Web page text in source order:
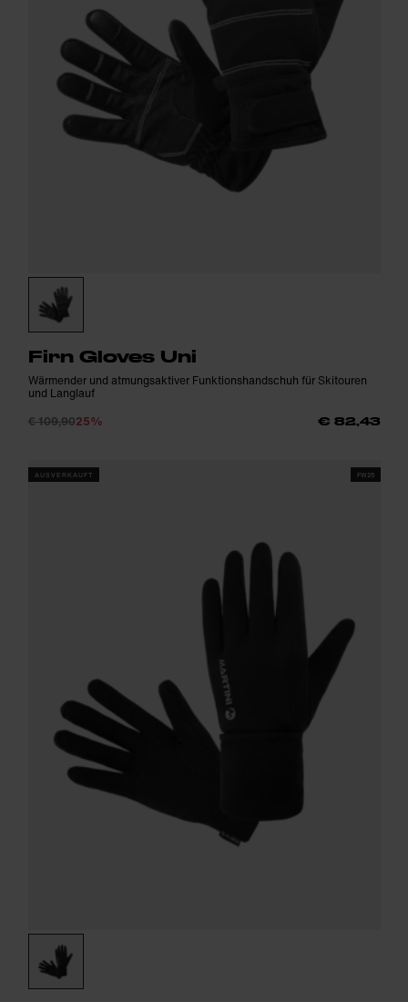
Firn Gloves Uni
Wärmender und atmungsaktiver Funktionshandschuh für Skitouren
und Langlauf
€ 109,9025% € 82,43
FW25
AUSVERKAUFT